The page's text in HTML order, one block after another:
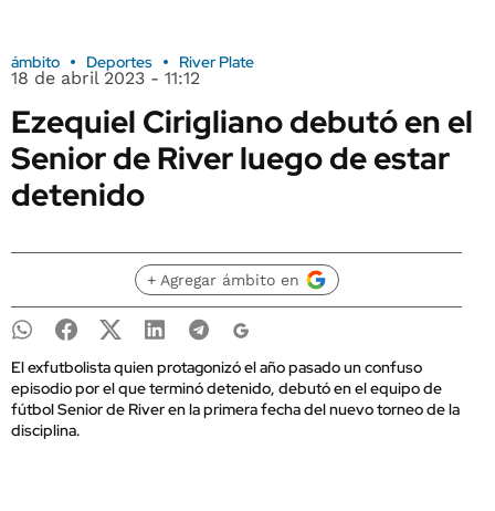
ámbito Deportes River Plate
18 de abril 2023 - 11:12
Ezequiel Cirigliano debutó en el
Senior de River luego de estar
detenido
+ Agregar ámbito en
El exfutbolista quien protagonizó el año pasado un confuso
episodio por el que terminó detenido, debutó en el equipo de
fútbol Senior de River en la primera fecha del nuevo torneo de la
disciplina.